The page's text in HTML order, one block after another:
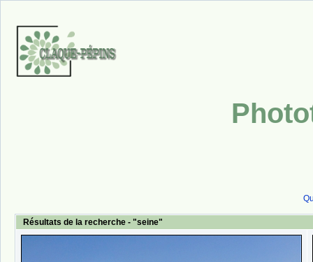
Résultats de la recherche - "seine"